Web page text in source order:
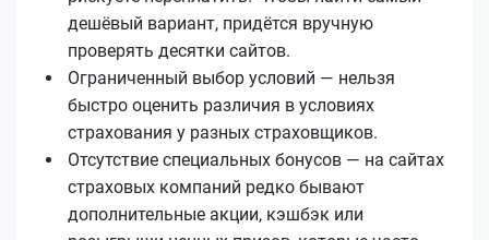
дешёвый вариант, придётся вручную
проверять десятки сайтов.
Ограниченный выбор условий — нельзя
быстро оценить различия в условиях
страхования у разных страховщиков.
Отсутствие специальных бонусов — на сайтах
страховых компаний редко бывают
дополнительные акции, кэшбэк или